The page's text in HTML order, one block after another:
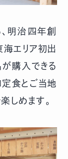
明治四年創
海エリア初出
購入できる
食とご当地
しめます。